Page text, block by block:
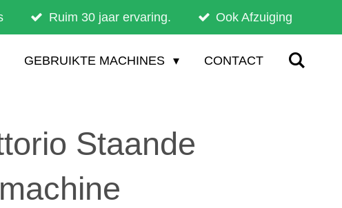
Ruim 30 jaar ervaring. Ook Afzuiging
GEBRUIKTE MACHINES CONTACT
Staande